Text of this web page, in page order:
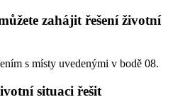
zahájit řešení životní
s místy uvedenými v bodě 08.
situaci řešit